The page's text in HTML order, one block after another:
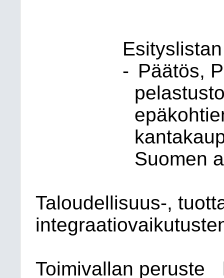
- Päätös,
Suomen
Taloudellisuus-,
Toimivallan peruste